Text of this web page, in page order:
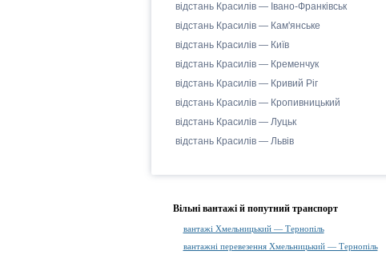
відстань Красилів — Івано-Франківськ
відстань Красилів — Кам'янське
відстань Красилів — Київ
відстань Красилів — Кременчук
відстань Красилів — Кривий Ріг
відстань Красилів — Кропивницький
відстань Красилів — Луцьк
відстань Красилів — Львів
Вільні вантажі й попутний транспорт
вантажі Хмельницький — Тернопіль
вантажні перевезення Хмельницький — Тернопіль